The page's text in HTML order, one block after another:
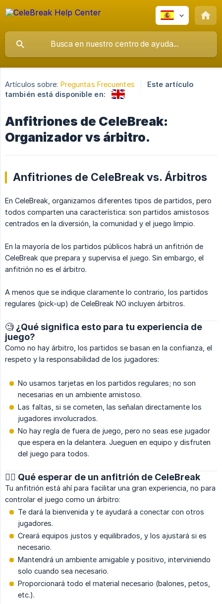
Artículos sobre: Preguntas Frecuentes
Este artículo
también está disponible en:
Anfitriones de CeleBreak:
Organizador vs árbitro.
Anfitriones de CeleBreak vs. Árbitros
En CeleBreak, organizamos diferentes tipos de partidos, pero
todos comparten una característica: son partidos amistosos
centrados en la diversión, la comunidad y el juego limpio.
En la mayoría de los partidos públicos habrá un anfitrión de
CeleBreak que prepara y supervisa el juego. Sin embargo, el
anfitrión no es el árbitro.
A menos que se indique claramente lo contrario, los partidos
regulares (pick-up) de CeleBreak NO incluyen árbitros.
🧐 ¿Qué significa esto para tu experiencia de
juego?
Como no hay árbitro, los partidos se basan en la confianza, el
respeto y la responsabilidad de los jugadores:
No usamos tarjetas en los partidos regulares; no son
necesarias en un ambiente amistoso.
Las faltas, si se cometen, las señalan directamente los
jugadores involucrados.
No hay regla de fuera de juego, pero no seas ese jugador
que espera en la delantera. Jueguen en equipo y disfruten
del juego para todos.
🙂‍↕️ Qué esperar de un anfitrión de CeleBreak
Tu anfitrión está ahí para facilitar una gran experiencia, no para
controlar el juego como un árbitro:
Te dará la bienvenida y te ayudará a conectar con otros
jugadores.
Creará equipos justos y equilibrados, y los ajustará si es
necesario.
Mantendrá un ambiente amigable y positivo, interviniendo
solo cuando sea necesario.
Proporcionará todo el material necesario (balones, petos,
etc.).